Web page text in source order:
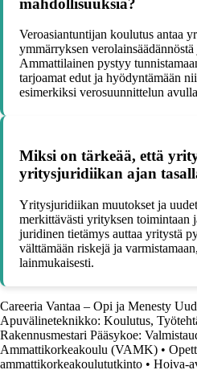
Veroasiantuntijan koulutus antaa
ymmärryksen
Ammattilainen pystyy
tarjoamat edut ja hyödyntämään
esimerkiksi verosuunnittelun
Miksi on tärkeää, että
yritysjuridiikan ajan
Yritysjuridiikan muutokset ja
merkittävästi yrityksen toimintaan
juridinen tietämys auttaa yritystä
välttämään riskejä ja
lainmukaisesti.
Careeria Vantaa – Opi ja Menesty
Apuvälineteknikko: Koulutus,
Rakennusmestari Pääsykoe:
Ammattikorkeakoulu (VAMK) •
ammattikorkeakoulututkinto • Hoiva-